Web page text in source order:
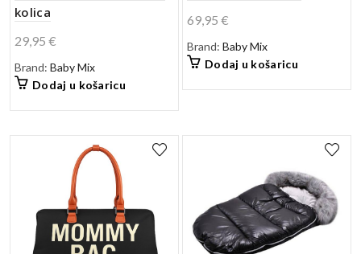
kolica
29,95€
Brand:Baby Mix
Dodaj u košaricu
69,95€
Brand:Baby Mix
Dodaj u košaricu